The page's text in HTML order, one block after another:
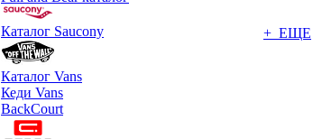
Каталог Saucony
Каталог Vans
Кеди Vans
BackCourt
+ ЕЩЕ